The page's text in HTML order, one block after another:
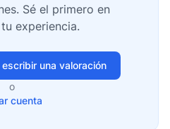
Sé el primero en
experiencia.
una valoración
o
cuenta